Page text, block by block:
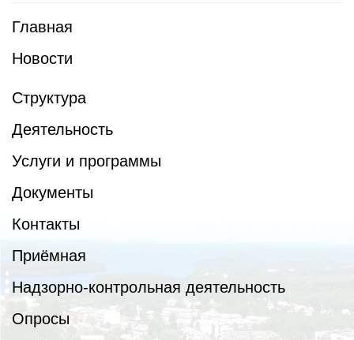
Главная
Новости
Структура
Деятельность
Услуги и программы
Документы
Контакты
Приёмная
Надзорно-контрольная деятельность
Опросы